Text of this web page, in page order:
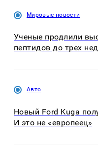
Мировые новости
Ученые продлили
пептидов до трех
Авто
Новый Ford Kuga
И это не «европеец»